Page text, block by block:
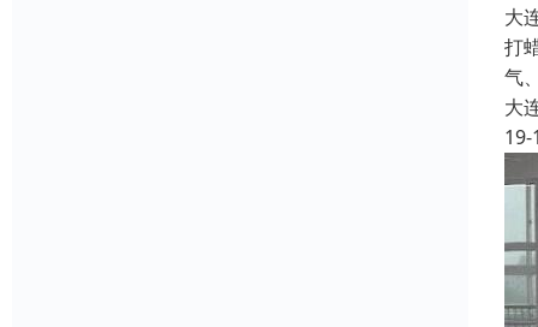
大
打
气
大
19-